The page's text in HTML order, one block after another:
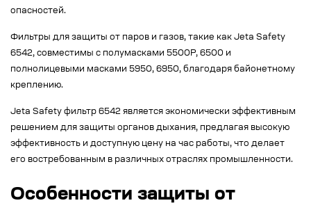
опасностей.
Фильтры для защиты от паров и газов, такие как Jeta Safety
6542, совместимы с полумасками 5500P, 6500 и
полнолицевыми масками 5950, 6950, благодаря байонетному
креплению.
Jeta Safety фильтр 6542 является экономически эффективным
решением для защиты органов дыхания, предлагая высокую
эффективность и доступную цену на час работы, что делает
его востребованным в различных отраслях промышленности.
Особенности защиты от